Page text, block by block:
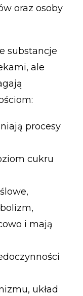
oraz osoby
substancje
ale
procesy
cukru
i mają
układ